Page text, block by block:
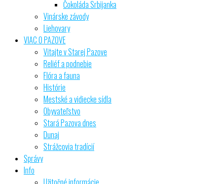
Čokoláda Srbijanka
Vinárske závody
Liehovary
VIAC O PAZOVE
Vitajte v Starej Pazove
Reliéf a podnebie
Flóra a fauna
Histórie
Mestské a vidiecke sídla
Obyvateľstvo
Stará Pazova dnes
Dunaj
Strážcovia tradícií
Správy
Info